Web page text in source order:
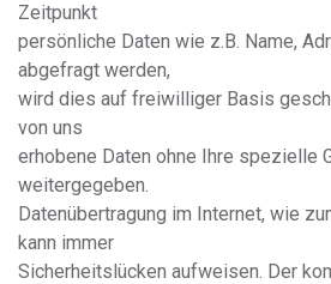
Zeitpunkt
persönliche Daten wie z.B. Name,
abgefragt werden,
wird dies auf freiwilliger Basis
von uns
erhobene Daten ohne Ihre spezielle
weitergegeben.
Datenübertragung im Internet, wie
kann immer
Sicherheitslücken aufweisen. Der